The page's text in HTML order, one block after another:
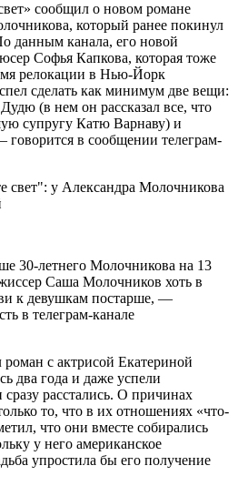
сообщил о новом романе
который ранее покинул
канала, его новой
Софья Капкова, которая тоже
релокации в Нью-Йорк
сделать как минимум две вещи:
(в нем он рассказал все, что
супругу Катю Варнаву) и
в сообщении телеграм-
30-летнего Молочникова на 13
Саша Молочников хоть в
к девушкам постарше, —
в телеграм-канале
с актрисой Екатериной
два года и даже успели
расстались. О причинах
то, что в их отношениях «что-
что они вместе собирались
у него американское
упростила бы его получение